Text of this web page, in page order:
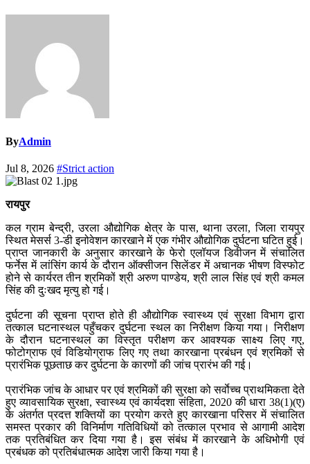
ByAdmin
Jul 8, 2026 #Strict action
रायपुर
कल ग्राम बेन्द्री, उरला औद्योगिक क्षेत्र के पास, थाना उरला, जिला रायपुर
स्थित मेसर्स 3-डी इनोवेशन कारखाने में एक गंभीर औद्योगिक दुर्घटना घटित हुई।
प्राप्त जानकारी के अनुसार कारखाने के फेरो एलॉयज डिवीजन में संचालित
फर्नेस में लांसिंग कार्य के दौरान ऑक्सीजन सिलेंडर में अचानक भीषण विस्फोट
होने से कार्यरत तीन श्रमिकों श्री अरुण पाण्डेय, श्री लाल सिंह एवं श्री कमल
सिंह की दुःखद मृत्यु हो गई।
दुर्घटना की सूचना प्राप्त होते ही औद्योगिक स्वास्थ्य एवं सुरक्षा विभाग द्वारा
तत्काल घटनास्थल पहुँचकर दुर्घटना स्थल का निरीक्षण किया गया। निरीक्षण
के दौरान घटनास्थल का विस्तृत परीक्षण कर आवश्यक साक्ष्य लिए गए,
फोटोग्राफ एवं विडियोग्राफ लिए गए तथा कारखाना प्रबंधन एवं श्रमिकों से
प्रारंभिक पूछताछ कर दुर्घटना के कारणों की जांच प्रारंभ की गई।
प्रारंभिक जांच के आधार पर एवं श्रमिकों की सुरक्षा को सर्वाेच्च प्राथमिकता देते
हुए व्यावसायिक सुरक्षा, स्वास्थ्य एवं कार्यदशा संहिता, 2020 की धारा 38(1)(ए)
के अंतर्गत प्रदत्त शक्तियों का प्रयोग करते हुए कारखाना परिसर में संचालित
समस्त प्रकार की विनिर्माण गतिविधियों को तत्काल प्रभाव से आगामी आदेश
तक प्रतिबंधित कर दिया गया है। इस संबंध में कारखाने के अधिभोगी एवं
प्रबंधक को प्रतिबंधात्मक आदेश जारी किया गया है।